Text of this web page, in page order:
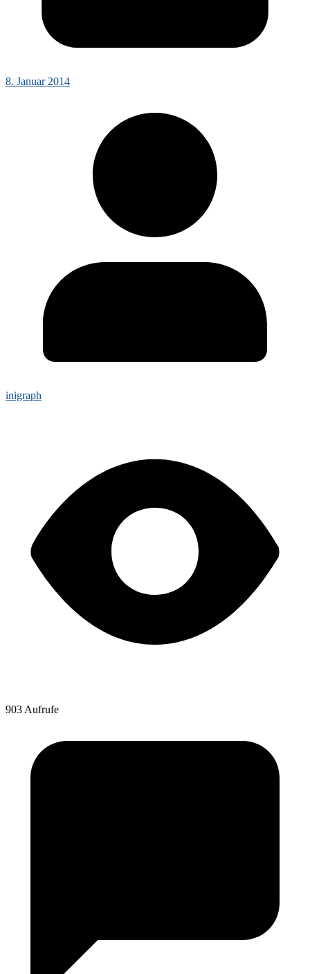
8. Januar 2014
inigraph
903 Aufrufe